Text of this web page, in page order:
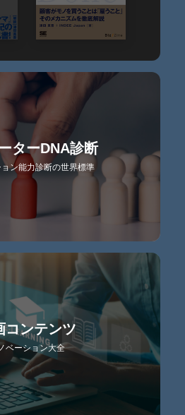
ターDNA診断
ン能力診断の世界標準
コンテンツ
ベーション大全